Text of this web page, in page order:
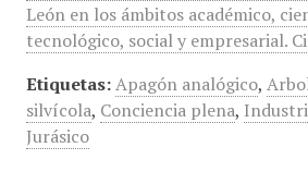
León en los ámbitos académico,
tecnológico, social y empresarial.
Etiquetas: Apagón analógico,
silvícola, Conciencia plena,
Jurásico